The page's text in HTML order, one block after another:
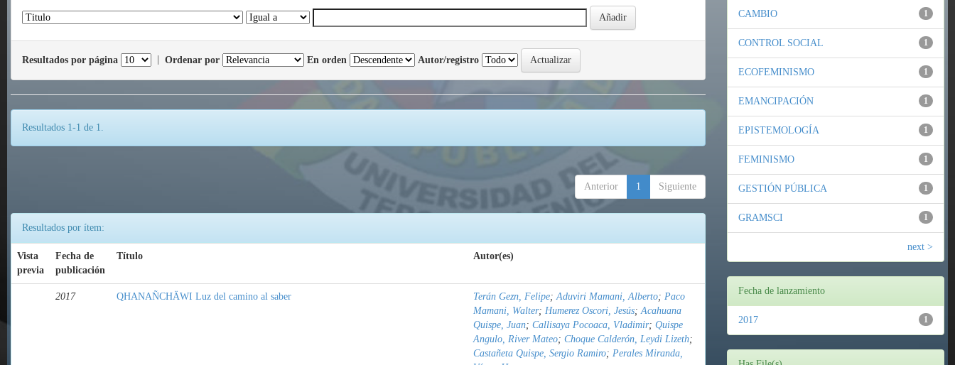
Resultados por página Ordenar por En orden Autor/registro
Resultados 1-1 de 1.
Anterior 1 Siguiente
Resultados por ítem:
Vista
previa
Fecha de
publicación
Título Autor(es)
2017 QHANAÑCHÄWI Luz del camino al saber Terán Gezn, Felipe;Aduviri Mamani, Alberto; Paco
Mamani, Walter; Humerez Oscori, Jesús;Acahuana
Quispe, Juan; Callisaya Pocoaca, Vladimir; Quispe
Angulo, River Mateo; Choque Calderón, Leydi Lizeth;
Castañeta Quispe, Sergio Ramiro; Perales Miranda,
1
CAMBIO
1
CONTROL SOCIAL
1
ECOFEMINISMO
1
EMANCIPACIÓN
1
EPISTEMOLOGÍA
1
FEMINISMO
1
GESTIÓN PÚBLICA
1
GRAMSCI
next >
Fecha de lanzamiento
1
2017